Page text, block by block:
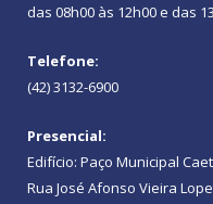
das 08h00 às 12h00 e das
Telefone:
(42) 3132-6900
Presencial:
Edifício: Paço Municipal
Rua José Afonso Vieira